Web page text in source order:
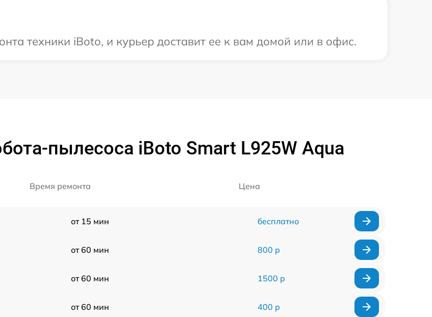
техники iBoto, и курьер доставит ее к вам домой или в офис.
пылесоса iBoto Smart L925W Aqua
Время ремонта Цена
от 15 мин бесплатно
от 60 мин 800 р
от 60 мин 1500 р
от 60 мин 400 р